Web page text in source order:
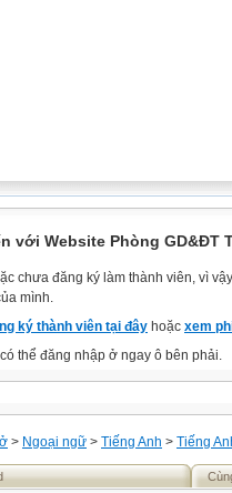
với Website Phòng GD&ĐT
chưa đăng ký làm thành viên, vì
mình.
ký thành viên tại đây hoặc xem
thể đăng nhập ở ngay ô bên phải.
> Ngoại ngữ > Tiếng Anh > Tiếng